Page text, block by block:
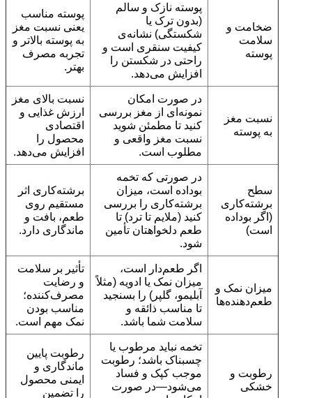
ضخامت و
سلامت
پوسته
پوسته نازک و سالم
(بدون ترک یا
شکستگی) نشانه‌ی
کیفیت سنقری است و
راحتی در شکستن را
افزایش می‌دهد.
پوسته مناسب
یعنی نسبت مغز
به پوسته بالاتر و
تجربه مصرف
بهتر.
نسبت مغز
به پوسته
در صورت امکان
نمونه‌ای از مغز بررسی
کنید تا مطمئن شوید
نسبت مغز واقعی و
مطلوب است.
نسبت بالای مغز
ارزش غذایی و
اقتصادی
محصول را
افزایش می‌دهد.
سطح
برشته‌کاری
(اگر بوداده
است)
در صورتی که تخمه
بوداده است، میزان
برشته‌کاری را بررسی
کنید (ملایم تا ترد) تا
طعم دلخواهتان تأمین
شود.
برشته‌کاری اثر
مستقیم روی
طعم، بافت و
ماندگاری دارد.
میزان نمک و
طعم‌دهنده‌ها
اگر طعم‌دار است،
میزان نمک یا ادویه (مثلاً
آبلیمو، گلپر) را بسنجید
تا مناسب ذائقه و
سلامت شما باشد.
تأثیر بر سلامت
و رضایت
مصرف‌کننده؛
مناسب بودن
نمک مهم است.
رطوبت و
خشکی
تخمه نباید مرطوب یا
چسبناک باشد؛ رطوبت
موجب کپک و فساد
می‌شود—در صورت
رطوبت پایین
ماندگاری و
ایمنی محصول
را تضمین